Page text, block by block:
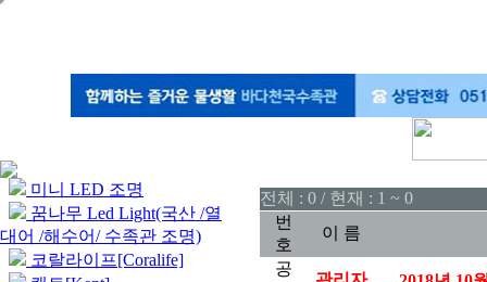
미니 LED 조명
꿈나무 Led Light(국산 /열
대어 /해수어/ 수족관 조명)
코랄라이프[Coralife]
전체 : 0 / 현재 : 1 ~ 0
번
호
이 름
공